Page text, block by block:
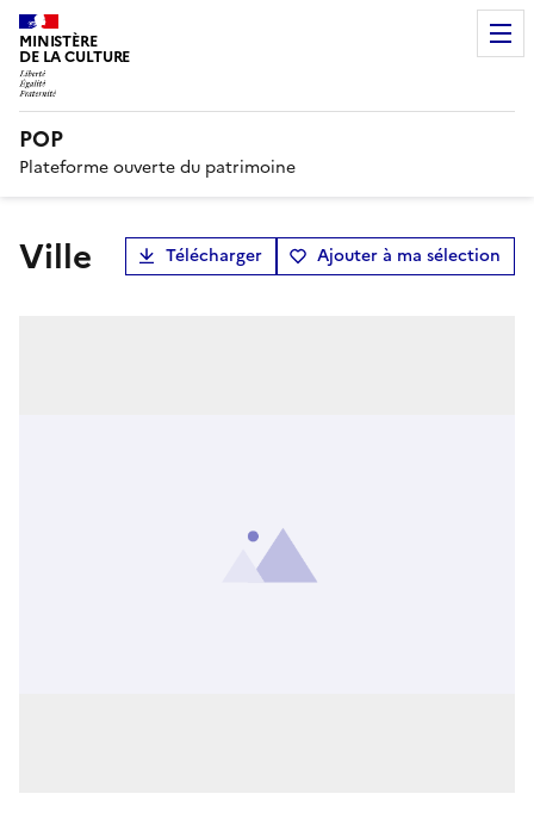
MINISTÈRE
DE LA CULTURE
POP
Plateforme ouverte du patrimoine
Ville Télécharger Ajouter à ma sélection